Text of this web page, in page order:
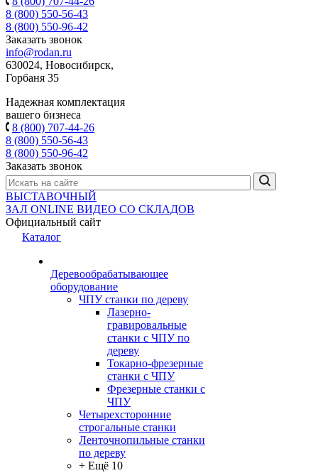
8 (800) 550-56-43
8 (800) 550-96-42
Заказать звонок
info@rodan.ru
630024, Новосибирск,
Горбаня 35
Надежная комплектация
вашего бизнеса
8 (800) 707-44-26
8 (800) 550-56-43
8 (800) 550-96-42
Заказать звонок
ВЫСТАВОЧНЫЙ
ЗАЛ ONLINE ВИДЕО СО СКЛАДОВ
Официальный сайт
Каталог
Деревообрабатывающее
оборудование
ЧПУ станки по дереву
Лазерно-
гравировальные
станки с ЧПУ по
дереву
Токарно-фрезерные
станки с ЧПУ
Фрезерные станки с
ЧПУ
Четырехсторонние
строгальные станки
Ленточнопильные станки
по дереву
+ Ещё 10